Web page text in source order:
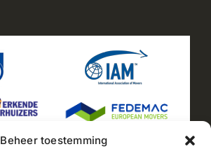
Beheer toestemming